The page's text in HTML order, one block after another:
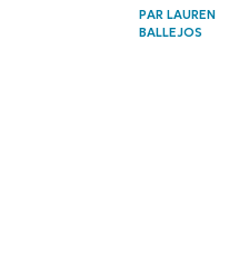
PAR LAUREN
BALLEJOS